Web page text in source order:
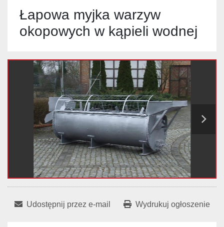
Łapowa myjka warzyw
okopowych w kąpieli wodnej
Udostępnij przez e-mail Wydrukuj ogłoszenie